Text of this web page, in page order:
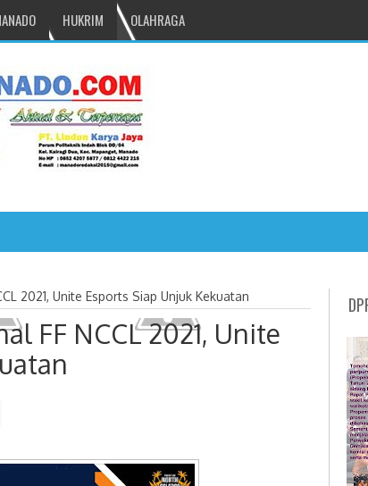
HUKRIM OLAHRAGA
MONO PIMPIN DPRD TOMO
2021, Unite Esports Siap Unjuk Kekuatan
FF NCCL 2021, Unite